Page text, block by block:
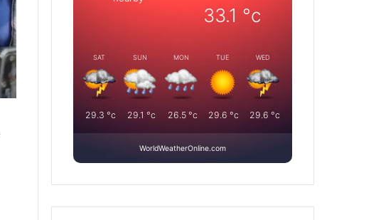
33.1 °c
SAT
29.3 °c
SUN
29.1 °c
MON
26.5°c
TUE
29.6 °c
WED
29.6 °c
WorldWeatherOnline.com